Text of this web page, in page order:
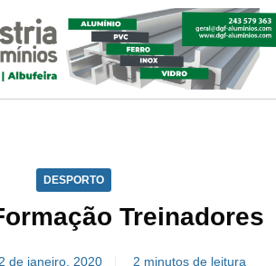
DESPORTO
Treinadores
de janeiro, 2020 2 minutos de leitura